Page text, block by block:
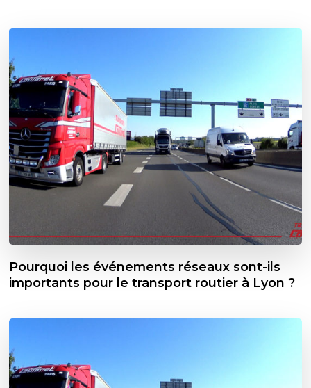
Pourquoi les événements réseaux sont-ils
importants pour le transport routier à Lyon ?